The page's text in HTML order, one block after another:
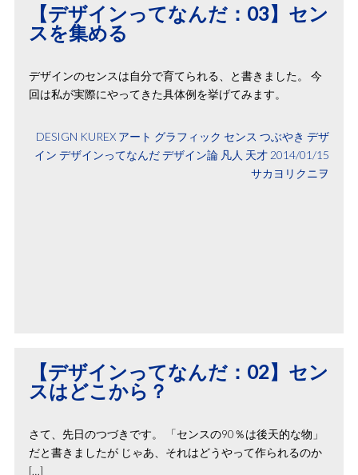
【デザインってなんだ：03】セン
スを集める
デザインのセンスは自分で育てられる、と書きました。 今
回は私が実際にやってきた具体例を挙げてみます。
DESIGN KUREX アート グラフィック センス つぶやき デザ
イン デザインってなんだデザイン論 凡人 天才 2014/01/15
サカヨリクニヲ
【デザインってなんだ：02】セン
スはどこから？
さて、先日のつづきです。 「センスの90％は後天的な物」
だと書きましたが じゃあ、それはどうやって作られるのか
[…]